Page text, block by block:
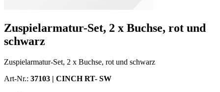
Zuspielarmatur-Set, 2 x Buchse, rot und
schwarz
Zuspielarmatur-Set, 2 x Buchse, rot und schwarz
Art-Nr.: 37103 | CINCH RT- SW